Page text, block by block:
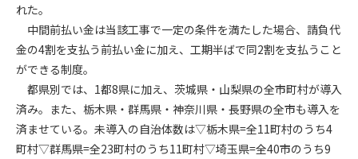
会社概要 お問い合わせ
個人情報保護方針
会員規約
れた。
中間前払い金は当該工事で一定の条件を満たした場合、請負代
金の4割を支払う前払い金に加え、工期半ばで同2割を支払うこと
ができる制度。
都県別では、1都8県に加え、茨城県・山梨県の全市町村が導入
済み。また、栃木県・群馬県・神奈川県・長野県の全市も導入を
済ませている。未導入の自治体数は▽栃木県=全11町村のうち4
町村▽群馬県=全23町村のうち11町村▽埼玉県=全40市のうち9
第2条（規約の変更）
本規約は、会員の了承を得ることなく、随時変更されることが
あります。変更内容は、建設資料館WEB上に表示した時点で直
ちに全ての会員が了承したものとみなします。
第4条（会員審査および資格の取り消し）
会員とは、本規約を承諾の上、所定の会員申込手続きを完了
後、管理者がこれを承認した者をいいます。